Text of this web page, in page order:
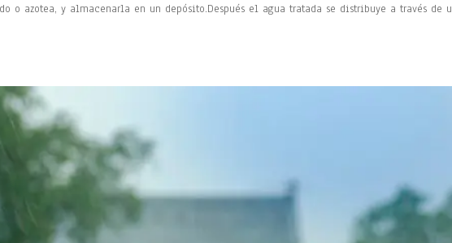
o azotea, y almacenarla en un depósito.Después el agua tratada se distribuye a través de